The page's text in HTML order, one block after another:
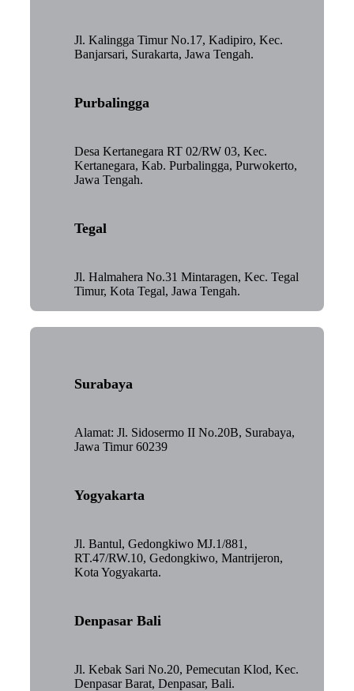
Jl. Kalingga Timur No.17, Kadipiro, Kec.
Banjarsari, Surakarta, Jawa Tengah.
Purbalingga
Desa Kertanegara RT 02/RW 03, Kec.
Kertanegara, Kab. Purbalingga, Purwokerto,
Jawa Tengah.
Tegal
Jl. Halmahera No.31 Mintaragen, Kec. Tegal
Timur, Kota Tegal, Jawa Tengah.
Surabaya
Alamat: Jl. Sidosermo II No.20B, Surabaya,
Jawa Timur 60239
Yogyakarta
Jl. Bantul, Gedongkiwo MJ.1/881,
RT.47/RW.10, Gedongkiwo, Mantrijeron,
Kota Yogyakarta.
Denpasar Bali
Jl. Kebak Sari No.20, Pemecutan Klod, Kec.
Denpasar Barat, Denpasar, Bali.